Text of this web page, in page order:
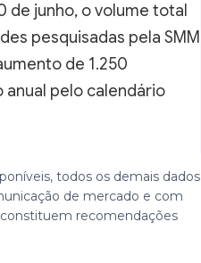
de junho, o volume total
pesquisadas pela SMM
de 1.250
anual pelo calendário
todos os demais dados
de mercado e com
constituem recomendações